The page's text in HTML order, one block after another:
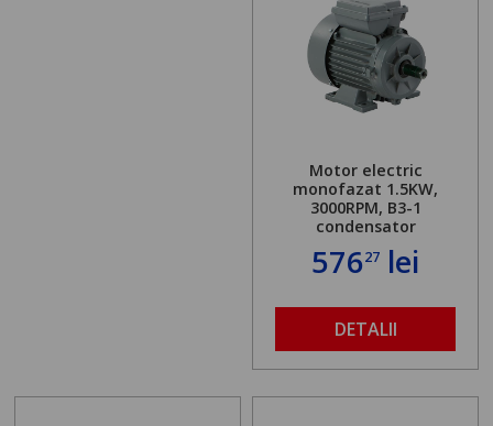
Motor electric
monofazat 1.5KW,
3000RPM, B3-1
condensator
57627 lei
DETALII